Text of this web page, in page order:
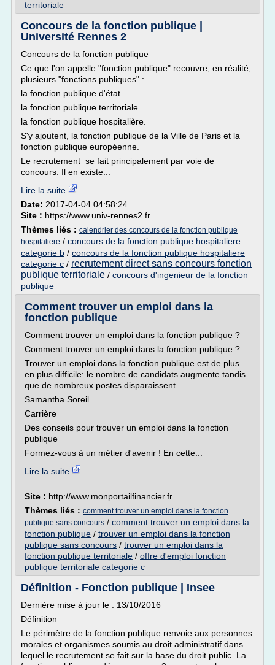
territoriale
Concours de la fonction publique |
Université Rennes 2
Concours de la fonction publique
Ce que l'on appelle "fonction publique" recouvre, en réalité,
plusieurs "fonctions publiques" :
la fonction publique d'état
la fonction publique territoriale
la fonction publique hospitalière.
S'y ajoutent, la fonction publique de la Ville de Paris et la
fonction publique européenne.
Le recrutement se fait principalement par voie de
concours. Il en existe...
Lire la suite
Date: 2017-04-04 04:58:24
Site : https://www.univ-rennes2.fr
Thèmes liés : calendrier des concours de la fonction publique
hospitaliere / concours de la fonction publique hospitaliere
categorie b / concours de la fonction publique hospitaliere
categorie c / recrutement direct sans concours fonction
publique territoriale / concours d'ingenieur de la fonction
publique
Comment trouver un emploi dans la
fonction publique
Comment trouver un emploi dans la fonction publique ?
Comment trouver un emploi dans la fonction publique ?
Trouver un emploi dans la fonction publique est de plus
en plus difficile: le nombre de candidats augmente tandis
que de nombreux postes disparaissent.
Samantha Soreil
Carrière
Des conseils pour trouver un emploi dans la fonction
publique
Formez-vous à un métier d'avenir ! En cette...
Lire la suite
Site : http://www.monportailfinancier.fr
Thèmes liés : comment trouver un emploi dans la fonction
publique sans concours / comment trouver un emploi dans la
fonction publique / trouver un emploi dans la fonction
publique sans concours / trouver un emploi dans la
fonction publique territoriale / offre d'emploi fonction
publique territoriale categorie c
Définition - Fonction publique | Insee
Dernière mise à jour le : 13/10/2016
Définition
Le périmètre de la fonction publique renvoie aux personnes
morales et organismes soumis au droit administratif dans
lequel le recrutement se fait sur la base du droit public. La